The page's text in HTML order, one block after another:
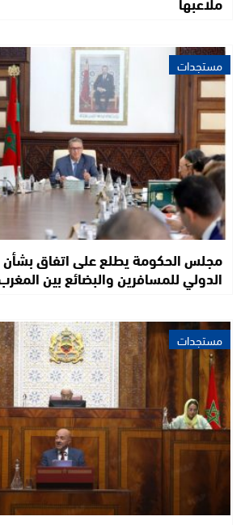
مستجدات
مجلس الحكومة يطلع على اتفاق بشأن
الدولي للمسافرين والبضائع بين
مستجدات